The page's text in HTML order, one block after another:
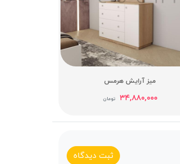
میز آرایش هرمس
۳۴,۸۸۰,۰۰۰ تومان
ثبت دیدگاه